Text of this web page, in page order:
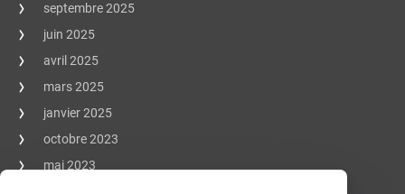
septembre 2025
juin 2025
avril 2025
mars 2025
janvier 2025
octobre 2023
mai 2023